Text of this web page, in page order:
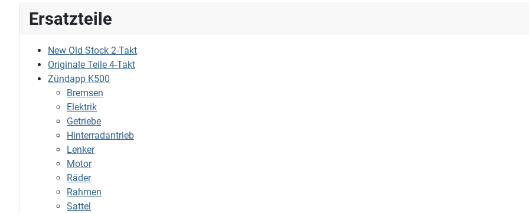
Ersatzteile
New Old Stock 2-Takt
Originale Teile 4-Takt
Zündapp K500
Bremsen
Elektrik
Getriebe
Hinterradantrieb
Lenker
Motor
Räder
Rahmen
Sattel